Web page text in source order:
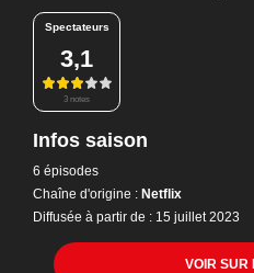
Spectateurs
3,1
3 notes
Infos saison
6 épisodes
Chaîne d'origine : Netflix
Diffusée à partir de : 15 juillet 2023
VOIR SUR